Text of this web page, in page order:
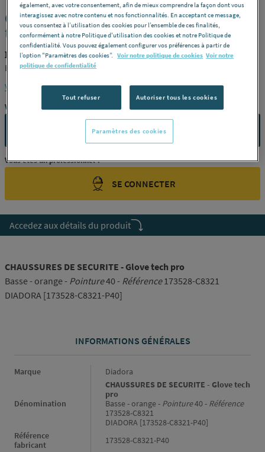
CHAUSSURES DE SECURITE - Glove
tech pro
DIADORA 173528-C8321-P40
Basse - orange -Pointure
Voir la description complète
Vous avez un projet ?
CONTACTEZ-NOUS
Vous êtes un professionnel ?
SE CONNECTER
Accedez aux détails du produit
CHAUSSURES DE SECURITE - Glove tech pro
Basse - orange - Pointure40 - Référence173528-C8321
DIADORA [173528-C8321-P40]
INFORMATIONS GÉNÉRALES
Informations générales
Marque Diadora
Dénomination
CHAUSSURES DE SECURITE - Glove tech
pro
Basse - orange - Pointure40 - Référence
173528-C8321
DIADORA [173528-C8321-P40]
Référence
fabricant
173528-C8321-P40
également, avec votre consentement, afin de mieux comprendre la façon dont vous
interagissez avec notre contenu et nos fonctionnalités. En acceptant ce message,
vous consentez à l’utilisation des cookies pour l’ensemble de ces finalités,
conformément à notre Politique d'utilisation des cookies et notre Politique de
confidentialité. Vous pouvez également configurer vos préférences à partir de
l’option "Paramètres des cookies”. Voir notre politique de cookies Voir notre
politique de confidentialité
Tout refuser Autoriser tous les cookies
Paramètres des cookies